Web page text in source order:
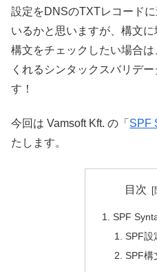
設定をDNSのTXTレコード
いるかと思いますが、構文
構文をチェックしたい場合
くれるシンタックスバリデ
す！
今回は Vamsoft Kft. の「 SPF
たします。
目次
SPF
SPF設
SPF構